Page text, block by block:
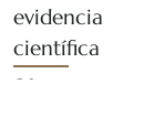
evidencia
científica
Ofrecemos